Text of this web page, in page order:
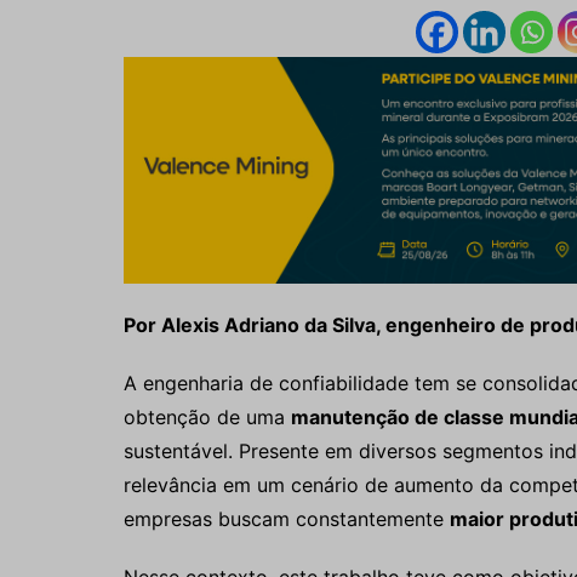
Por Alexis Adriano da Silva, engenheiro de
A engenharia de confiabilidade tem se
obtenção de uma manutenção de classe
sustentável. Presente em diversos segmentos
relevância em um cenário de aumento da
empresas buscam constantemente maior